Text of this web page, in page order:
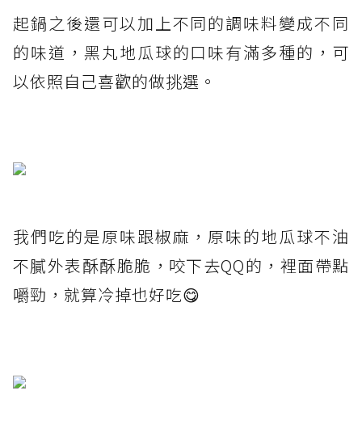
起鍋之後還可以加上不同的調味料變成不同
的味道，黑丸地瓜球的口味有滿多種的，可
以依照自己喜歡的做挑選。
我們吃的是原味跟椒麻，原味的地瓜球不油
不膩外表酥酥脆脆，咬下去QQ的，裡面帶點
嚼勁，就算冷掉也好吃😋